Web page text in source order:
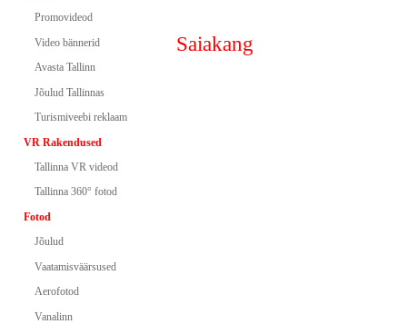
Promovideod
Video bännerid
Avasta Tallinn
Jõulud Tallinnas
Turismiveebi reklaam
VR Rakendused
Tallinna VR videod
Tallinna 360° fotod
Fotod
Jõulud
Vaatamisväärsused
Aerofotod
Vanalinn
Saiakang